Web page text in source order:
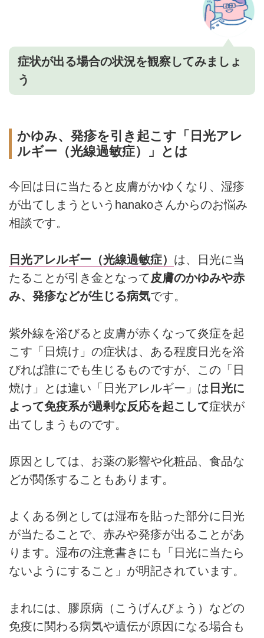
症状が出る場合の状況を観察してみましょ
う
かゆみ、発疹を引き起こす「日光アレ
ルギー（光線過敏症）」とは
今回は日に当たると皮膚がかゆくなり、湿疹
が出てしまうというhanakoさんからのお悩み
相談です。
日光アレルギー（光線過敏症） は、日光に当
たることが引き金となって皮膚のかゆみや赤
み、発疹などが生じる病気です。
紫外線を浴びると皮膚が赤くなって炎症を起
こす「日焼け」の症状は、ある程度日光を浴
びれば誰にでも生じるものですが、この「日
焼け」とは違い「日光アレルギー」は 日光に
よって免疫系が過剰な反応を起こして症状が
出てしまうものです。
原因としては、お薬の影響や化粧品、食品な
どが関係することもあります。
よくある例としては湿布を貼った部分に日光
が当たることで、赤みや発疹が出ることがあ
ります。湿布の注意書きにも「日光に当たら
ないようにすること」が明記されています。
まれには、膠原病（こうげんびょう）などの
免疫に関わる病気や遺伝が原因になる場合も